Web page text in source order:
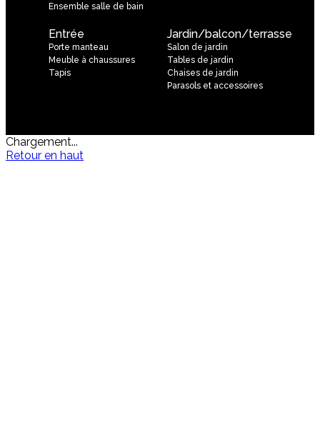
Ensemble salle de bain
Entrée
Porte manteau
Meuble à chaussures
Tapis
Jardin/balcon/terrasse
Salon de jardin
Tables de jardin
Chaises de jardin
Parasols et accessoires
Chargement...
Retour en haut